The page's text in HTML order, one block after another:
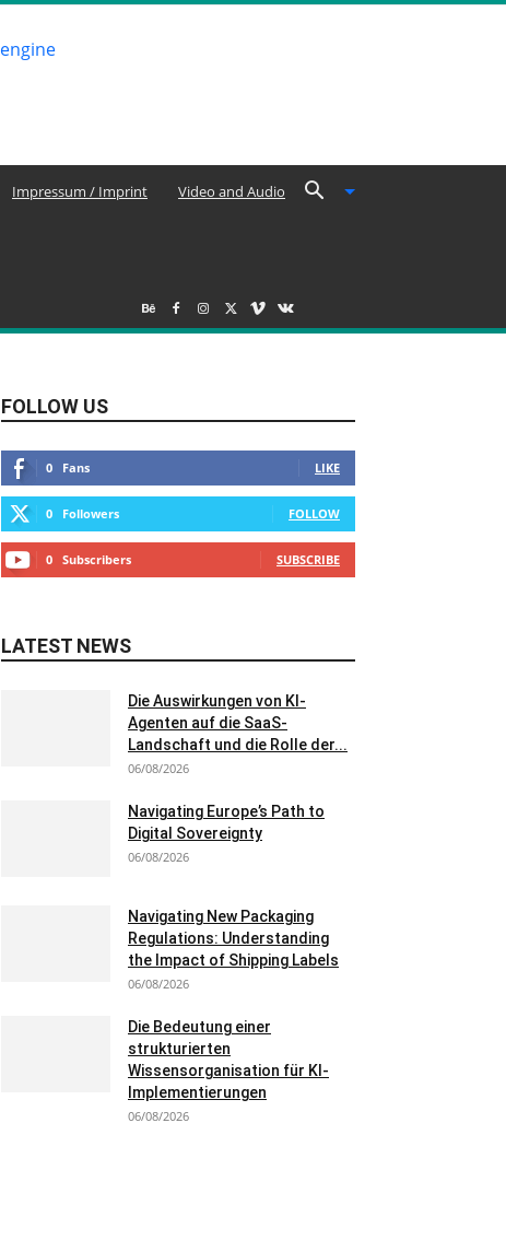
Impressum / Imprint Video and Audio
FOLLOW US
0 Fans LIKE
0 Followers FOLLOW
0 Subscribers SUBSCRIBE
LATEST NEWS
Die Auswirkungen von KI-
Agenten auf die SaaS-
Landschaft und die Rolle der...
06/08/2026
Navigating Europe’s Path to
Digital Sovereignty
06/08/2026
Navigating New Packaging
Regulations: Understanding
the Impact of Shipping Labels
06/08/2026
Die Bedeutung einer
strukturierten
Wissensorganisation für KI-
Implementierungen
06/08/2026